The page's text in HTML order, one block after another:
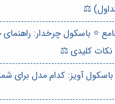
⚖️
⭐️ باسکول چرخدار:
نکات کلیدی ⚖️
باسکول آویز: کدام مدل